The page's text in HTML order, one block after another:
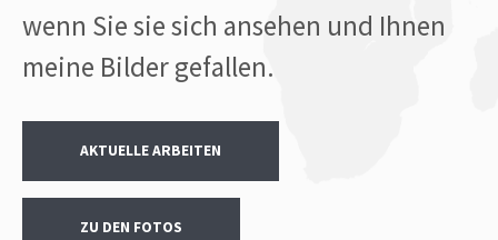
wenn Sie sie sich ansehen und Ihnen
meine Bilder gefallen.
AKTUELLE ARBEITEN
ZU DEN FOTOS